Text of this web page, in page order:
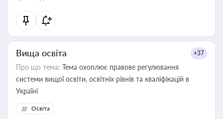
Вища освіта +37
Про що тема: Тема охоплює правове регулювання
системи вищої освіти, освітніх рівнів та кваліфікацій в
Україні
Освіта